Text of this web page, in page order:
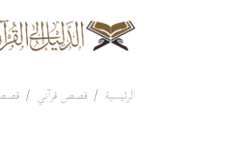
الرئيسية قصص قرآني